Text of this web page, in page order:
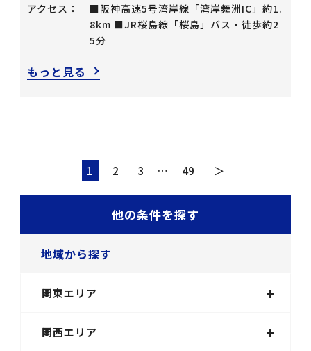
他の条件を探す
地域から探す
関東エリア +
関西エリア +
アクセス：
■阪神高速5号湾岸線「湾岸舞洲IC」約1.
8km ■JR桜島線「桜島」バス・徒歩約2
5分
もっと見る
1 2 3 … 49 ＞